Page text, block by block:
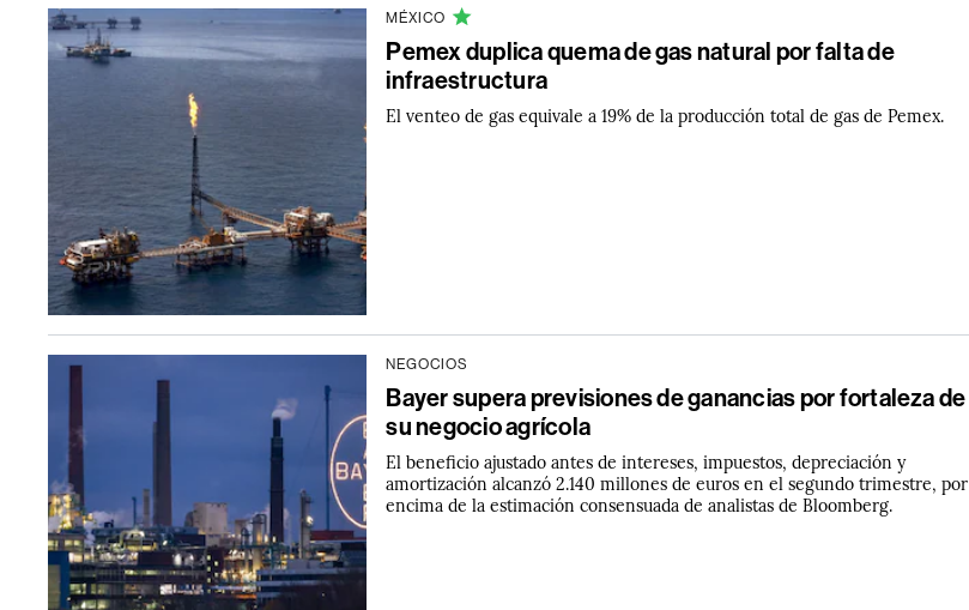
MÉXICO
Pemex duplica quema de gas natural por falta de
infraestructura
El venteo de gas equivale a 19% de la producción total de gas de Pemex.
NEGOCIOS
Bayer supera previsiones de ganancias por fortaleza de
su negocio agrícola
El beneficio ajustado antes de intereses, impuestos, depreciación y
amortización alcanzó 2.140 millones de euros en el segundo trimestre, por
encima de la estimación consensuada de analistas de Bloomberg.